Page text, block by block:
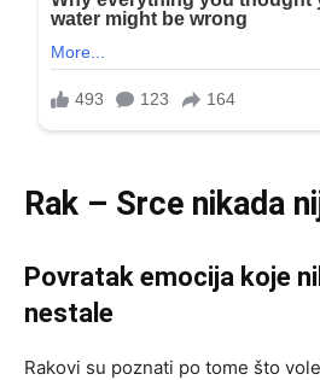
Rak – Srce nikada
Povratak emocija koje
nestale
Rakovi su poznati po tome što